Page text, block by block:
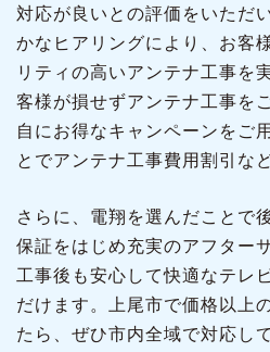
対応が良いとの評価をいただ
かなヒアリングにより、お客
リティの高いアンテナ工事を
客様が損せずアンテナ工事を
自にお得なキャンペーンをご
とでアンテナ工事費用割引な
さらに、電翔を選んだことで
保証をはじめ充実のアフター
工事後も安心して快適なテレ
だけます。上尾市で価格以上
たら、ぜひ市内全域で対応し